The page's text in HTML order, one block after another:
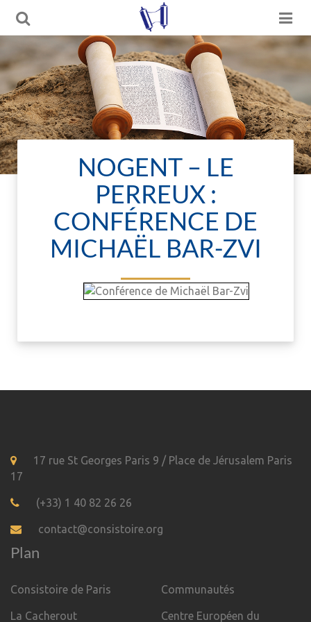
NOGENT – LE
PERREUX :
CONFÉRENCE DE
MICHAËL BAR-ZVI
17 rue St Georges Paris 9 / Place de Jérusalem Paris
17
(+33) 1 40 82 26 26
contact@consistoire.org
Plan
Consistoire de Paris
La Cacherout
Communautés
Centre Européen du